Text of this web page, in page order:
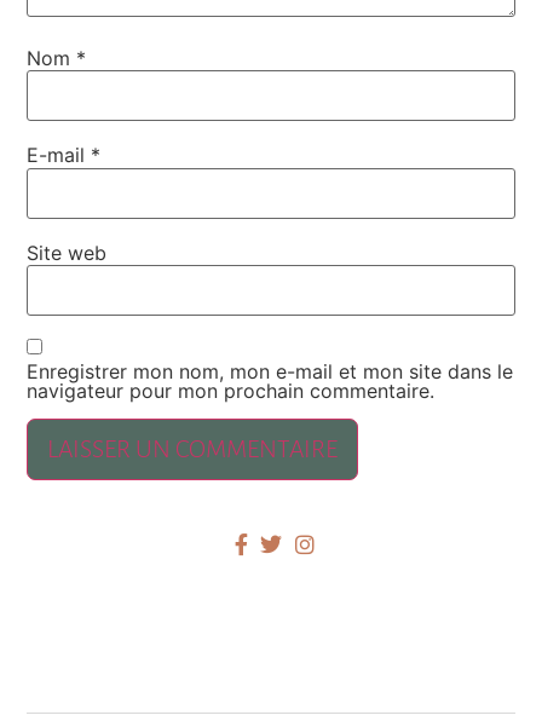
Nom *
E-mail *
Site web
Enregistrer mon nom, mon e-mail et mon site dans le
navigateur pour mon prochain commentaire.